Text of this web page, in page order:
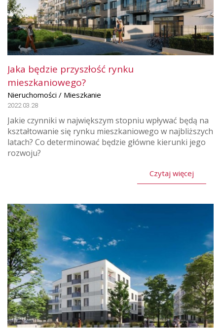
Jaka będzie przyszłość rynku
mieszkaniowego?
Nieruchomości / Mieszkanie
2022.03.28
Jakie czynniki w największym stopniu wpływać będą na
kształtowanie się rynku mieszkaniowego w najbliższych
latach? Co determinować będzie główne kierunki jego
rozwoju?
Czytaj więcej